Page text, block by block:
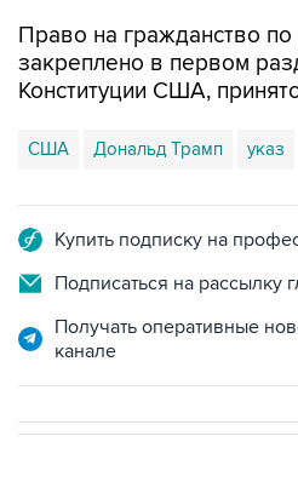
Право на гражданство
закреплено в первом
Конституции США,
США Дональд Трамп указ
Купить подписку на
Подписаться на рассылку
Получать оперативные
канале